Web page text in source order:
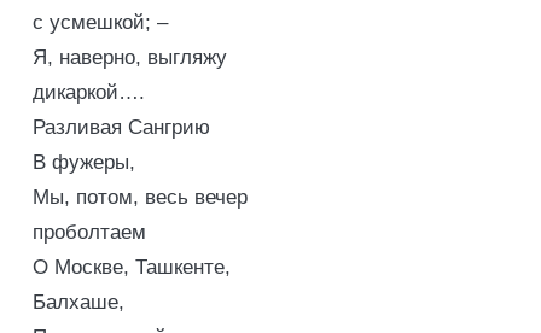
с усмешкой; –
Я, наверно, выгляжу
дикаркой….
Разливая Сангрию
В фужеры,
Мы, потом, весь вечер
проболтаем
О Москве, Ташкенте,
Балхаше,